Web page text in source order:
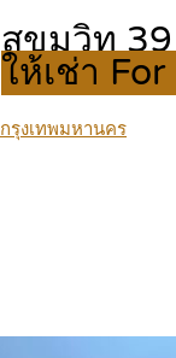
ขุมวิท
ให้เช่า
รุงเทพมหานคร